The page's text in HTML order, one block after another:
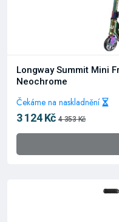
Longway Summit Mini
Neochrome
Čekáme na naskladnění
3 124 Kč 4 353 Kč